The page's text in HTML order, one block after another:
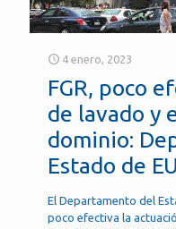
4 enero, 2023
FGR, poco
de lavado y
dominio:
Estado de EU
El Departamento del
poco efectiva la